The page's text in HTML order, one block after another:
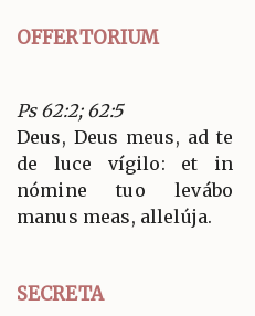
OFFERTORIUM
Ps 62:2; 62:5
Deus, Deus meus, ad te
de luce vígilo: et in
nómine tuo levábo
manus meas, allelúja.
SECRETA